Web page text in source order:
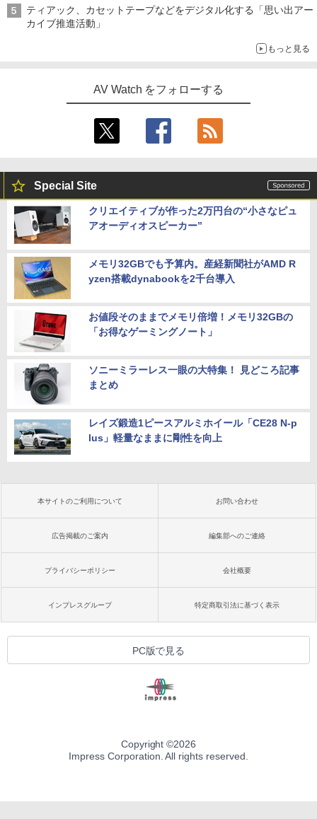
ティアック、カセットテープなどをデジタル化する「思い出アー
カイブ推進活動」
もっと見る
AV Watch をフォローする
Special Site
クリエイティブが作った2万円台の“小さなピュ
アオーディオスピーカー”
メモリ32GBでも予算内。産経新聞社がAMD R
yzen搭載dynabookを2千台導入
お値段そのままでメモリ倍増！メモリ32GBの
「お得なゲーミングノート」
ソニーミラーレス一眼の大特集！ 見どころ記事
まとめ
レイズ鍛造1ピースアルミホイール「CE28 N-p
lus」軽量なままに剛性を向上
本サイトのご利用について お問い合わせ
広告掲載のご案内 編集部へのご連絡
プライバシーポリシー 会社概要
インプレスグループ 特定商取引法に基づく表示
PC版で見る
Copyright ©2026
Impress Corporation. All rights reserved.